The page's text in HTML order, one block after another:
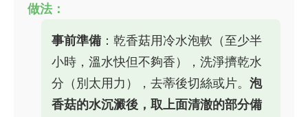
做法：
事前準備 ：乾香菇用冷水泡軟（至少半
小時，溫水快但不夠香），洗淨擠乾水
分（別太用力），去蒂後切絲或片。 泡
香菇的水沉澱後，取上面清澈的部分備